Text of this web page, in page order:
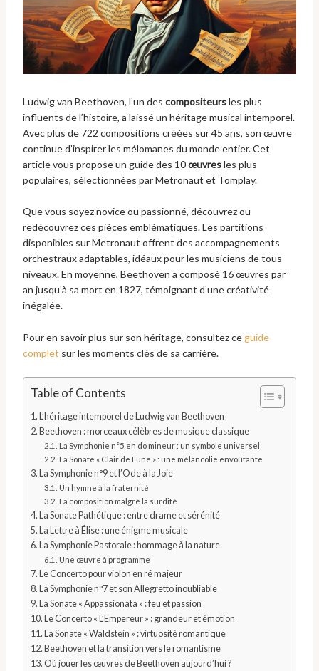
Ludwig van Beethoven, l’un des compositeursles plus
influents de l’histoire, a laissé un héritage musical intemporel.
Avec plus de 722 compositions créées sur 45 ans, son œuvre
continue d’inspirer les mélomanes du monde entier. Cet
article vous propose un guide des 10œuvresles plus
populaires, sélectionnées par Metronaut et Tomplay.
Que vous soyez novice ou passionné, découvrez ou
redécouvrez ces pièces emblématiques. Les partitions
disponibles sur Metronaut offrent des accompagnements
orchestraux adaptables, idéaux pour les musiciens de tous
niveaux. En moyenne, Beethoven a composé 16 œuvres par
an jusqu’à sa mort en 1827, témoignant d’une créativité
inégalée.
Pour en savoir plus sur son héritage, consultez ce guide
complet sur les moments clés de sa carrière.
Table of Contents
L’héritage intemporel de Ludwig van Beethoven
Beethoven : morceaux célèbres de musique classique
La Symphonie n°5 en do mineur : un symbole universel
La Sonate « Clair de Lune » : une mélancolie envoûtante
La Symphonie n°9 et l’Ode à la Joie
Un hymne à la fraternité
La composition malgré la surdité
La Sonate Pathétique : entre drame et sérénité
La Lettre à Élise : une énigme musicale
La Symphonie Pastorale : hommage à la nature
Une œuvre à programme
Le Concerto pour violon en ré majeur
La Symphonie n°7 et son Allegretto inoubliable
La Sonate « Appassionata » : feu et passion
Le Concerto « L’Empereur » : grandeur et émotion
La Sonate « Waldstein » : virtuosité romantique
Beethoven et la transition vers le romantisme
Où jouer les œuvres de Beethoven aujourd’hui ?